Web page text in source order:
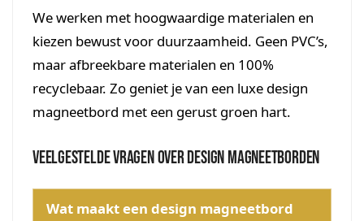
We werken met hoogwaardige materialen en
kiezen bewust voor duurzaamheid. Geen PVC’s,
maar afbreekbare materialen en 100%
recyclebaar. Zo geniet je van een luxe design
magneetbord met een gerust groen hart.
Veelgestelde vragen over design magneetborden
Wat maakt een design magneetbord